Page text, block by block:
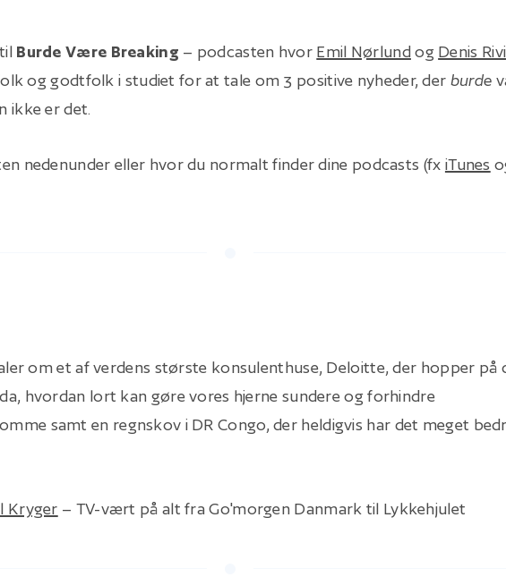
Burde Være Breaking – podcasten hvor Emil Nørlundog Denis
og godtfolk i studiet for at tale om 3 positive nyheder, der burde
ikke er det.
nedenunder eller hvor du normalt finder dine podcasts (fx iTunes
om et af verdens største konsulenthuse, Deloitte, der hopper på
hvordan lort kan gøre vores hjerne sundere og forhindre
samt en regnskov i DR Congo, der heldigvis har det meget
Kryger – TV-vært på alt fra Go'morgen Danmark til Lykkehjulet